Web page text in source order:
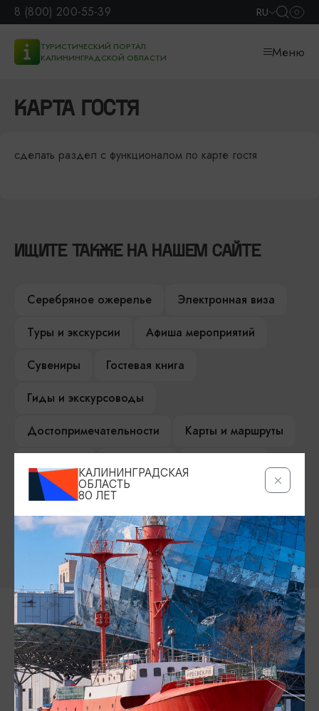
8 (800) 200-55-39 RU
ТУРИСТИЧЕСКИЙ ПОРТАЛ
КАЛИНИНГРАДСКОЙ ОБЛАСТИ
Меню
КАРТА ГОСТЯ
сделать раздел с функционалом по карте гостя
ИЩИТЕ ТАКЖЕ НА НАШЕМ САЙТЕ
Серебряное ожерелье
Электронная виза
Туры и экскурсии
Афиша мероприятий
Сувениры
Гостевая книга
Гиды и экскурсоводы
Достопримечательности
Карты и маршруты
Компас Балтийской кухни
Настоящий Калининградец
Музеи
Контакты Туристского
информационного центра
+7 (4012) 555-200
8 (800) 200-55-39
КАЛИНИНГРАДСКАЯ
ОБЛАСТЬ
80 ЛЕТ